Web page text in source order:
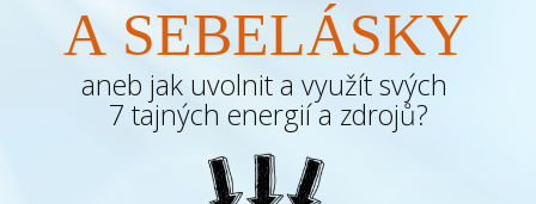
A SEBELÁSKY
aneb jak uvolnit a využít svých
7 tajných energií a zdrojů?